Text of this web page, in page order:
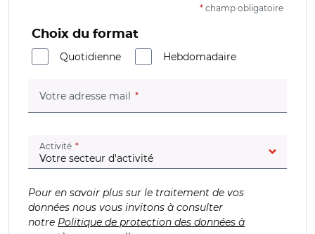
* champ obligatoire
Choix du format
Quotidienne
Hebdomadaire
Votre adresse mail (champ obligatoire)
Activité (champ obligatoire)
Pour en savoir plus sur le traitement de vos
données nous vous invitons à consulter
notre Politique de protection des données à